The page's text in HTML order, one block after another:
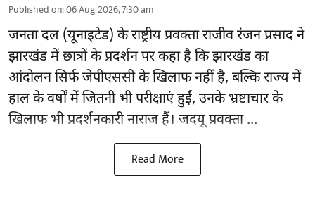
Published on:06 Aug 2026, 7:30 am
जनता दल (यूनाइटेड) के राष्ट्रीय प्रवक्ता राजीव रंजन प्रसाद ने
झारखंड में छात्रों के प्रदर्शन पर कहा है कि झारखंड का
आंदोलन सिर्फजेपीएससीके खिलाफ नहीं है, बल्कि राज्य में
हाल के वर्षों में जितनी भी परीक्षाएं हुईं, उनके भ्रष्टाचार के
खिलाफ भी प्रदर्शनकारी नाराज हैं। जदयू प्रवक्ता ...
Read More